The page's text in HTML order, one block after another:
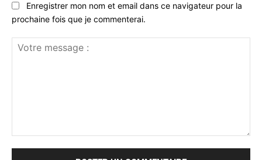
Enregistrer mon nom et email dans ce navigateur pour la
prochaine fois que je commenterai.